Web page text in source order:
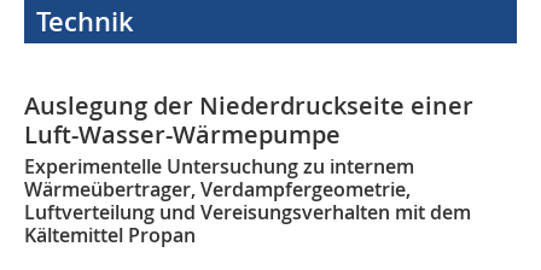
Technik
Auslegung der Niederdruckseite einer
Luft-Wasser-Wärmepumpe
Experimentelle Untersuchung zu internem
Wärmeübertrager, Verdampfergeometrie,
Luftverteilung und Vereisungsverhalten mit dem
Kältemittel Propan